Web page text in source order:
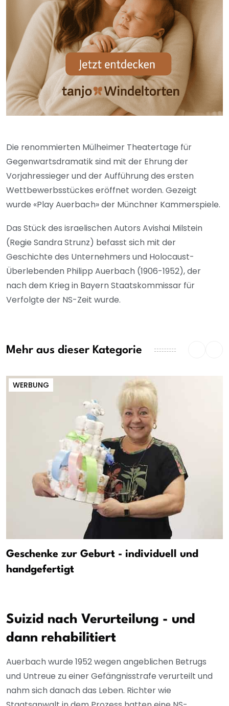
Die renommierten Mülheimer Theatertage für
Gegenwartsdramatik sind mit der Ehrung der
Vorjahressieger und der Aufführung des ersten
Wettbewerbsstückes eröffnet worden. Gezeigt
wurde «Play Auerbach» der Münchner Kammerspiele.
Das Stück des israelischen Autors Avishai Milstein
(Regie Sandra Strunz) befasst sich mit der
Geschichte des Unternehmers und Holocaust-
Überlebenden Philipp Auerbach (1906-1952), der
nach dem Krieg in Bayern Staatskommissar für
Verfolgte der NS-Zeit wurde.
Mehr aus dieser Kategorie
WERBUNG
Geschenke zur Geburt - individuell und
handgefertigt
Suizid nach Verurteilung - und
dann rehabilitiert
Auerbach wurde 1952 wegen angeblichen Betrugs
und Untreue zu einer Gefängnisstrafe verurteilt und
nahm sich danach das Leben. Richter wie